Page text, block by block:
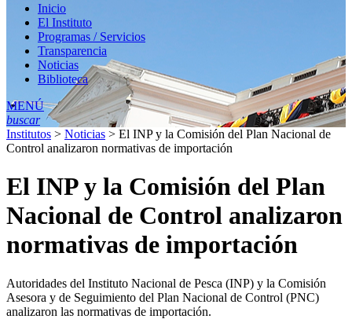
Inicio
El Instituto
Programas / Servicios
Transparencia
Noticias
Biblioteca
MENÚ
buscar
Institutos > Noticias > El INP y la Comisión del Plan Nacional de
Control analizaron normativas de importación
El INP y la Comisión del Plan
Nacional de Control analizaron
normativas de importación
Autoridades del Instituto Nacional de Pesca (INP) y la Comisión
Asesora y de Seguimiento del Plan Nacional de Control (PNC)
analizaron las normativas de importación.